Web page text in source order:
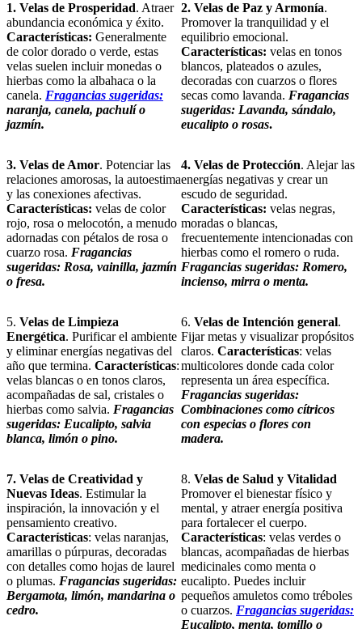
1. Velas de Prosperidad. Atraer
abundancia económica y éxito.
Características: Generalmente
de color dorado o verde, estas
velas suelen incluir monedas o
hierbas como la albahaca o la
canela. Fragancias sugeridas:
naranja, canela, pachulí o
jazmín.
2. Velas de Paz y Armonía.
Promover la tranquilidad y el
equilibrio emocional.
Características: velas en tonos
blancos, plateados o azules,
decoradas con cuarzos o flores
secas como lavanda. Fragancias
sugeridas: Lavanda, sándalo,
eucalipto o rosas.
3. Velas de Amor. Potenciar las
relaciones amorosas, la autoestima
y las conexiones afectivas.
Características: velas de color
rojo, rosa o melocotón, a menudo
adornadas con pétalos de rosa o
cuarzo rosa. Fragancias
sugeridas: Rosa, vainilla, jazmín
o fresa.
4. Velas de Protección. Alejar las
energías negativas y crear un
escudo de seguridad.
Características: velas negras,
moradas o blancas,
frecuentemente intencionadas con
hierbas como el romero o ruda.
Fragancias sugeridas: Romero,
incienso, mirra o menta.
5. Velas de Limpieza
Energética. Purificar el ambiente
y eliminar energías negativas del
año que termina. Características:
velas blancas o en tonos claros,
acompañadas de sal, cristales o
hierbas como salvia. Fragancias
sugeridas: Eucalipto, salvia
blanca, limón o pino.
6. Velas de Intención general.
Fijar metas y visualizar propósitos
claros. Características: velas
multicolores donde cada color
representa un área específica.
Fragancias sugeridas:
Combinaciones como cítricos
con especias o flores con
madera.
7. Velas de Creatividad y
Nuevas Ideas. Estimular la
inspiración, la innovación y el
pensamiento creativo.
Características: velas naranjas,
amarillas o púrpuras, decoradas
con detalles como hojas de laurel
o plumas. Fragancias sugeridas:
Bergamota, limón, mandarina o
cedro.
8. Velas de Salud y Vitalidad
Promover el bienestar físico y
mental, y atraer energía positiva
para fortalecer el cuerpo.
Características: velas verdes o
blancas, acompañadas de hierbas
medicinales como menta o
eucalipto. Puedes incluir
pequeños amuletos como tréboles
o cuarzos. Fragancias sugeridas:
Eucalipto, menta, tomillo o